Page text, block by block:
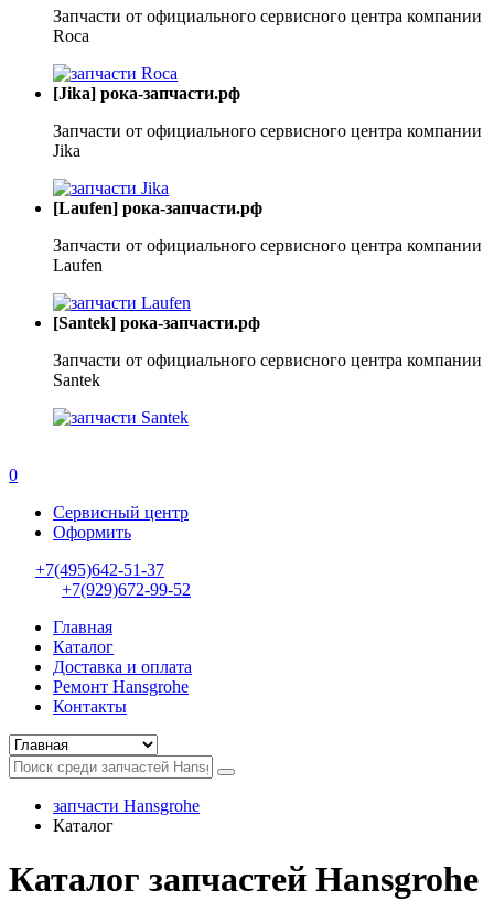
Запчасти от официального сервисного центра компании
Roca
[Jika] рока-запчасти.рф
Запчасти от официального сервисного центра компании
Jika
[Laufen] рока-запчасти.рф
Запчасти от официального сервисного центра компании
Laufen
[Santek] рока-запчасти.рф
Запчасти от официального сервисного центра компании
Santek
0
Сервисный центр
Оформить
+7(495)642-51-37
+7(929)672-99-52
Главная
Каталог
Доставка и оплата
Ремонт Hansgrohe
Контакты
запчасти Hansgrohe
Каталог
Каталог запчастей Hansgrohe